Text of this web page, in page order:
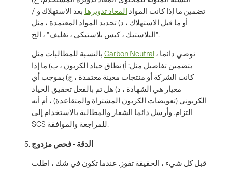
تضمين ما إذا كانت المواد المعاد تدويرها بعد الاستهلاك و /
أو ما قبل الاستهلاك ، د) تحديد المواد المعتمدة ، مثل
"البلاستيك ، كيس بلاستيكي ، تغليف" ، الخ.
Carbon Neutral ، نوصي دائما
بتضمين تفاصيل مثل: أ) نطاق حياد الكربون ، ب) ما إذا
كانت الشركة أو منتجات معينة معتمدة ، ج) بموجب أي
معيار هي الشهادة ، د) هل تم بالفعل تحقيق الحياد
الكربوني (تعويضات الكربون المشتراة والمتقاعدة) ، أم أنه
التزام. وأرسل دائما الشعار والمطالبة بالاستخدام إلى
SCS للمراجعة والموافقة.
الدقة - فحص مزدوج
قبل كل شيء ، الحقيقة تفوز. عندما تكون في شك ، اطلب